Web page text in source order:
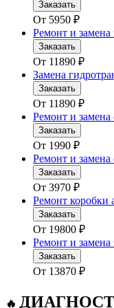
Заказать
От 5950 ₽
Ремонт и
Заказать
От 11890 ₽
Замена
Заказать
От 11890 ₽
Ремонт и
Заказать
От 1990 ₽
Ремонт и
Заказать
От 3970 ₽
Ремонт коробки
Заказать
От 19800 ₽
Ремонт и замена
Заказать
От 13870 ₽
🔥